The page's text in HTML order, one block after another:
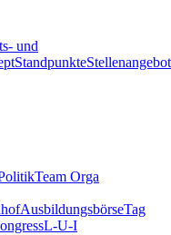
und
Standpunkte
Team Orga
AusbildungsbörseTag
L-U-I